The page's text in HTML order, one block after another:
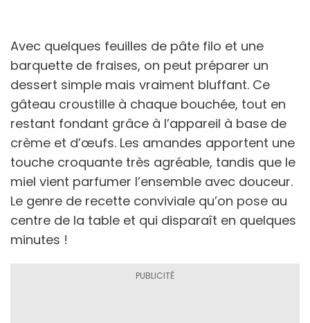
Avec quelques feuilles de pâte filo et une
barquette de fraises, on peut préparer un
dessert simple mais vraiment bluffant. Ce
gâteau croustille à chaque bouchée, tout en
restant fondant grâce à l’appareil à base de
crème et d’œufs. Les amandes apportent une
touche croquante très agréable, tandis que le
miel vient parfumer l’ensemble avec douceur.
Le genre de recette conviviale qu’on pose au
centre de la table et qui disparaît en quelques
minutes !